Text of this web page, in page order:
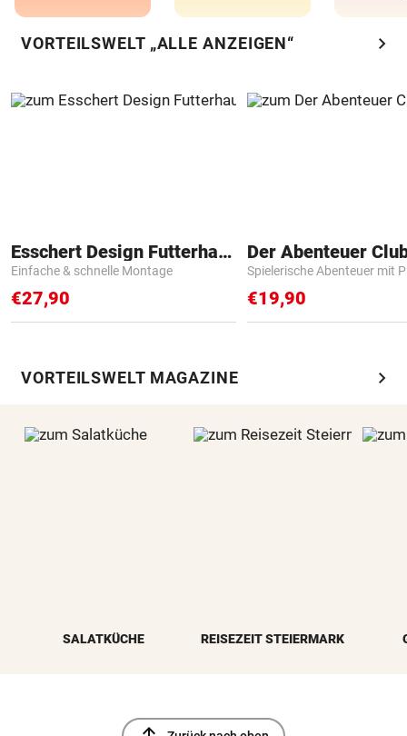
VORTEILSWELT „ALLE ANZEIGEN“ chevron_right
Esschert Design Futterhaus
Einfache & schnelle Montage
€27,90
Der Abenteuer
Spielerische Abenteuer mit
€19,90
VORTEILSWELT MAGAZINE chevron_right
SALATKÜCHE REISEZEIT STEIERMARK